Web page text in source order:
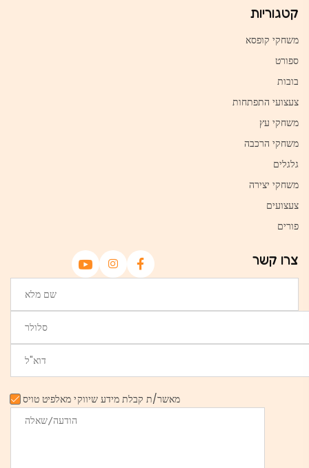
קטגוריות
משחקי קופסא
ספורט
בובות
צעצועי התפתחות
משחקי עץ
משחקי הרכבה
גלגלים
משחקי יצירה
צעצועים
פורים
צרו קשר
מאשר/ת קבלת מידע שיווקי מאלפיט טויס